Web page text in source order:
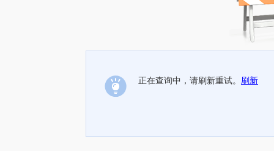
正在查询中，请刷新重试。 刷新